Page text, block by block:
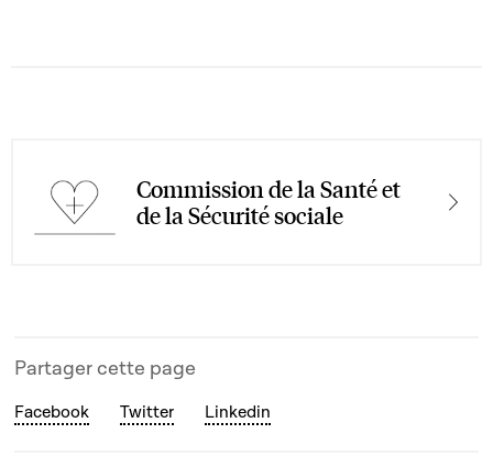
Commission de la Santé et
de la Sécurité sociale
Partager cette page
Facebook Twitter Linkedin